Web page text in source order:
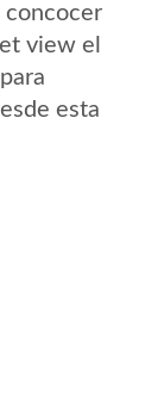
concocer
view el
esta